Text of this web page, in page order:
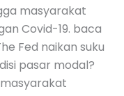
masyarakat
Covid-19. baca
Fed naikan suku
pasar modal?